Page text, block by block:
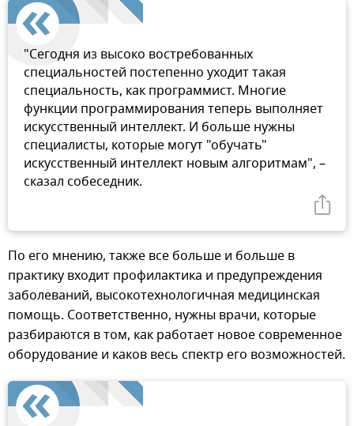
"Сегодня из высоко востребованных
специальностей постепенно уходит такая
специальность, как программист. Многие
функции программирования теперь выполняет
искусственный интеллект. И больше нужны
специалисты, которые могут "обучать"
искусственный интеллект новым алгоритмам", –
сказал собеседник.
По его мнению, также все больше и больше в
практику входит профилактика и предупреждения
заболеваний, высокотехнологичная медицинская
помощь. Соответственно, нужны врачи, которые
разбираются в том, как работает новое современное
оборудование и каков весь спектр его возможностей.